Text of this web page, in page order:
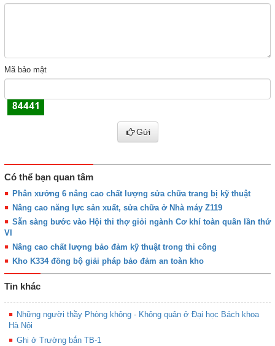
Mã bảo mật
Gửi
Có thể bạn quan tâm
Phân xưởng 6 nâng cao chất lượng sửa chữa trang bị kỹ thuật
Nâng cao năng lực sản xuất, sửa chữa ở Nhà máy Z119
Sẵn sàng bước vào Hội thi thợ giỏi ngành Cơ khí toàn quân lần thứ
VI
Nâng cao chất lượng bảo đảm kỹ thuật trong thi công
Kho K334 đồng bộ giải pháp bảo đảm an toàn kho
Tin khác
Những người thầy Phòng không - Không quân ở Đại học Bách khoa
Hà Nội
Ghi ở Trường bắn TB-1